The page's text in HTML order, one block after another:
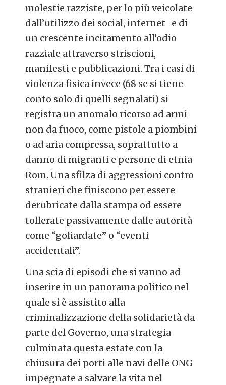
molestie razziste, per lo più veicolate
dall’utilizzo dei social, internet e di
un crescente incitamento all’odio
razziale attraverso striscioni,
manifesti e pubblicazioni. Tra i casi di
violenza fisica invece (68 se si tiene
conto solo di quelli segnalati) si
registra un anomalo ricorso ad armi
non da fuoco, come pistole a piombini
o ad aria compressa, soprattutto a
danno di migranti e persone di etnia
Rom. Una sfilza di aggressioni contro
stranieri che finiscono per essere
derubricate dalla stampa od essere
tollerate passivamente dalle autorità
come “goliardate” o “eventi
accidentali”.
Una scia di episodi che si vanno ad
inserire in un panorama politico nel
quale si è assistito alla
criminalizzazione della solidarietà da
parte del Governo, una strategia
culminata questa estate con la
chiusura dei porti alle navi delle ONG
impegnate a salvare la vita nel